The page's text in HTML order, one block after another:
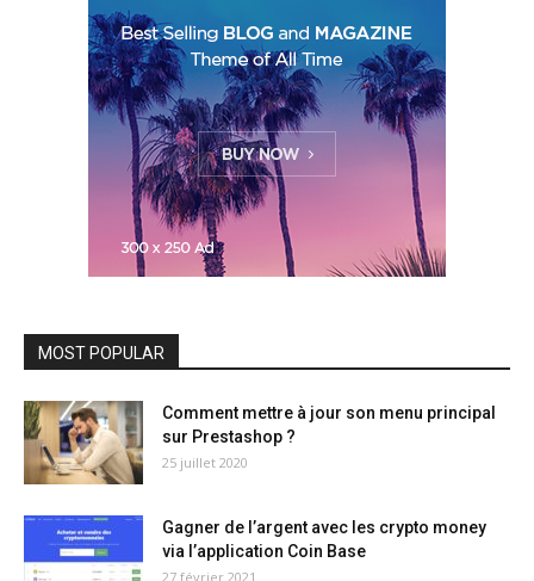
MOST POPULAR
Comment mettre à jour son menu principal
sur Prestashop ?
25 juillet 2020
Gagner de l’argent avec les crypto money
via l’application Coin Base
27 février 2021